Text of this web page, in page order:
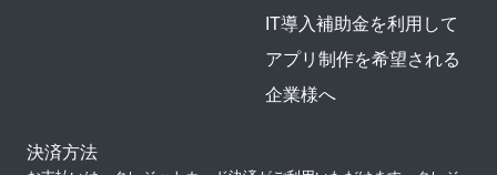
IT導入補助金を利用して
アプリ制作を希望される
企業様へ
決済方法